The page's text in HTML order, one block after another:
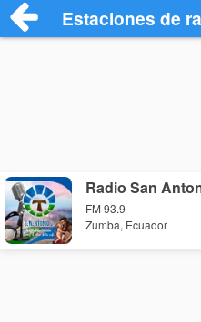
Estaciones de
Radio San
FM 93.9
Zumba, Ecuador